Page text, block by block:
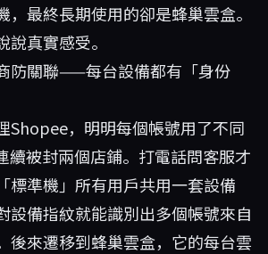
，最終長期使用的卻是蜂巢雲盒。
真實感受。
防關聯——每台設備都有「身份
Shopee，明明每個帳號用了不同
續被封兩個店鋪。打電話問客服才
標準機」所有用戶共用一套設備
設備指紋就能識別出多個帳號來自
後來遷移到蜂巢雲盒，它的每台雲